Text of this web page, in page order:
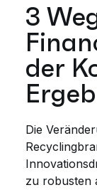
3
der
Die
zu robusten